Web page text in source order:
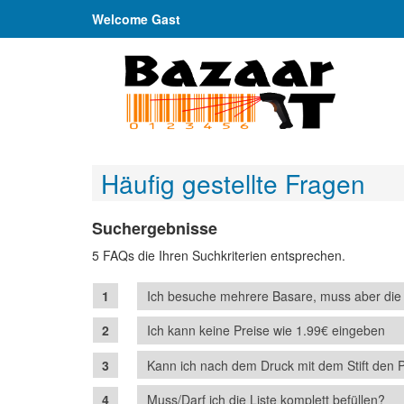
Welcome Gast
Häufig gestellte Fragen
Suchergebnisse
5 FAQs die Ihren Suchkriterien entsprechen.
Ich besuche mehrere Basare, muss aber
Ich kann keine Preise wie 1.99€ eingeben
Kann ich nach dem Druck mit dem Stift den
Muss/Darf ich die Liste komplett befüllen?